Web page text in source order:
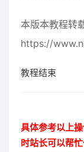
本版本教程转
https://
教程结束
具体参考以上
时站长可以帮